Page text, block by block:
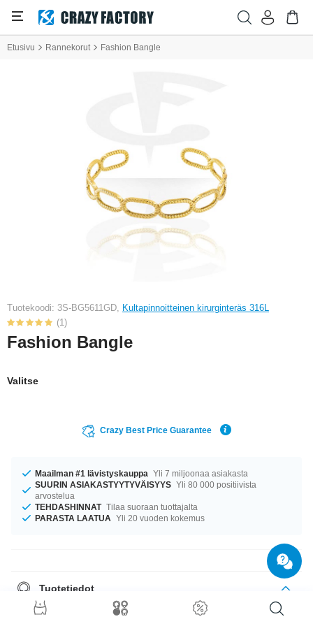
Etusivu Rannekorut Fashion Bangle
Tuotekoodi: 3S-BG5611GD, Kultapinnoitteinen kirurginteräs 316L
(1)
Fashion Bangle
Valitse
Crazy Best Price Guarantee
Maailman #1 lävistyskauppa Yli 7 miljoonaa asiakasta
SUURIN ASIAKASTYYTYVÄISYYS Yli 80 000 positiivista
arvostelua
TEHDASHINNAT Tilaa suoraan tuottajalta
PARASTA LAATUA Yli 20 vuoden kokemus
Tuotetiedot
Tuotetta on saatavilla halkaisijalla 63 mm. raikas tuote suoraan